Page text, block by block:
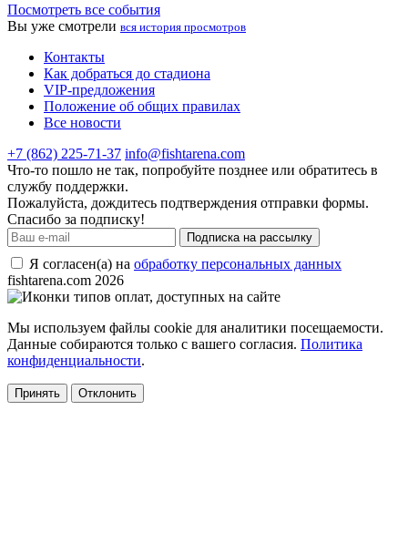
Посмотреть все события
Вы уже смотрели вся история просмотров
Контакты
Как добраться до стадиона
VIP-предложения
Положение об общих правилах
Все новости
+7 (862) 225-71-37 info@fishtarena.com
Что-то пошло не так, попробуйте позднее или обратитесь в
службу поддержки.
Пожалуйста, дождитесь подтверждения отправки формы.
Спасибо за подписку!
Подписка на рассылку
Я согласен(а) на обработку персональных данных
fishtarena.com 2026
Мы используем файлы cookie для аналитики посещаемости.
Данные собираются только с вашего согласия. Политика
конфиденциальности.
Принять Отклонить